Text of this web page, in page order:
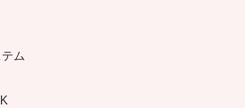
ム